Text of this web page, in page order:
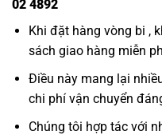
02 4892
Khi đặt hàng vòng bi ,
sách giao hàng miễn
Điều này mang lại
chi phí vận chuyển
Chúng tôi hợp tác với